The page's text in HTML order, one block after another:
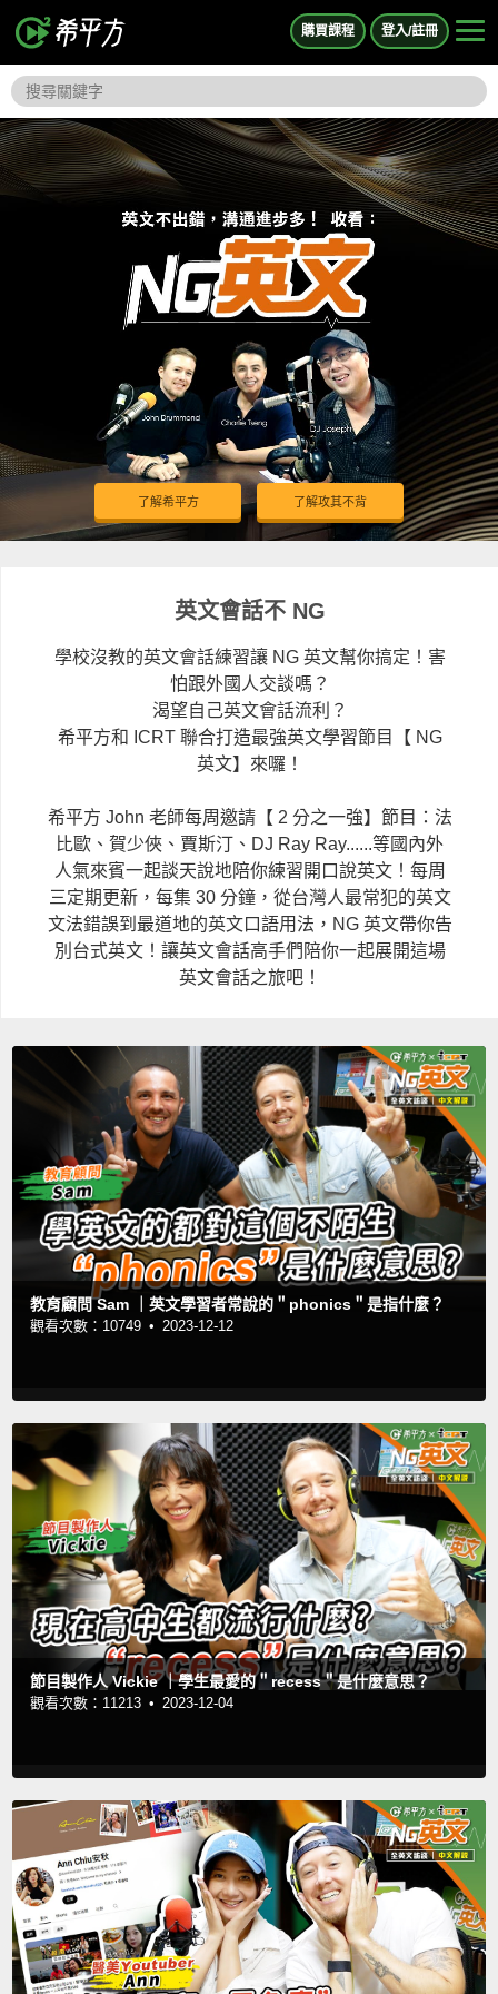
購買課程 登入/註冊
了解希平方 了解攻其不背
英文會話不 NG
學校沒教的英文會話練習讓 NG 英文幫你搞定！害
怕跟外國人交談嗎？
渴望自己英文會話流利？
希平方和 ICRT 聯合打造最強英文學習節目【 NG
英文】來囉！
希平方 John 老師每周邀請【 2 分之一強】節目：法
比歐、賀少俠、賈斯汀、DJ Ray Ray......等國內外
人氣來賓一起談天說地陪你練習開口說英文！每周
三定期更新，每集 30 分鐘，從台灣人最常犯的英文
文法錯誤到最道地的英文口語用法，NG 英文帶你告
別台式英文！讓英文會話高手們陪你一起展開這場
英文會話之旅吧！
教育顧問 Sam ｜英文學習者常說的＂phonics＂是指什麼？
觀看次數：10749 •2023-12-12
節目製作人 Vickie ｜學生最愛的＂recess＂是什麼意思？
觀看次數：11213 •2023-12-04